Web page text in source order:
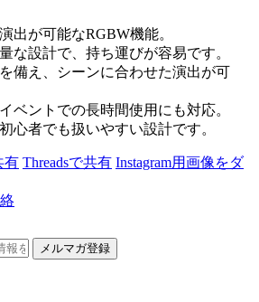
出が可能なRGBW機能。
な設計で、持ち運びが容易です。
備え、シーンに合わせた演出が可
ベントでの長時間使用にも対応。
心者でも扱いやすい設計です。
有 Threadsで共有 Instagram用画像をダ
メルマガ登録